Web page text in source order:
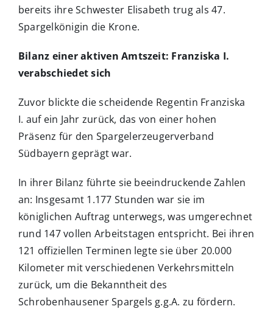
bereits ihre Schwester Elisabeth trug als 47.
Spargelkönigin die Krone.
Bilanz einer aktiven Amtszeit: Franziska I.
verabschiedet sich
Zuvor blickte die scheidende Regentin Franziska
I. auf ein Jahr zurück, das von einer hohen
Präsenz für den Spargelerzeugerverband
Südbayern geprägt war.
In ihrer Bilanz führte sie beeindruckende Zahlen
an: Insgesamt 1.177 Stunden war sie im
königlichen Auftrag unterwegs, was umgerechnet
rund 147 vollen Arbeitstagen entspricht. Bei ihren
121 offiziellen Terminen legte sie über 20.000
Kilometer mit verschiedenen Verkehrsmitteln
zurück, um die Bekanntheit des
Schrobenhausener Spargels g.g.A. zu fördern.